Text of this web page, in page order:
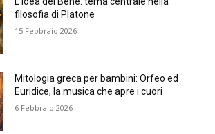
filosofia di Platone
15 Febbraio 2026
Mitologia greca per bambini: Orfeo ed
Euridice, la musica che apre i cuori
6 Febbraio 2026